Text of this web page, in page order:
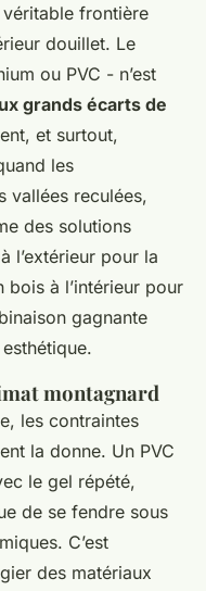
véritable frontière
douillet. Le
ou PVC - n’est
grands écarts de
et surtout,
les
vallées reculées,
des solutions
l’extérieur pour la
à l’intérieur pour
gagnante
montagnard
les contraintes
la donne. Un PVC
le gel répété,
de se fendre sous
C’est
des matériaux